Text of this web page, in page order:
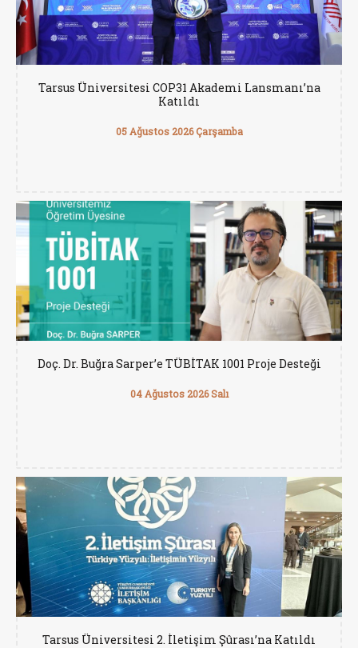
Tarsus Üniversitesi COP31 Akademi Lansmanı’na
Katıldı
05 Ağustos 2026 Çarşamba
Doç. Dr. Buğra Sarper’e TÜBİTAK 1001 Proje Desteği
04 Ağustos 2026 Salı
Tarsus Üniversitesi 2. İletişim Şûrası’na Katıldı